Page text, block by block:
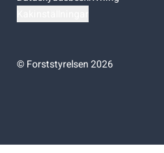
©Forststyrelsen 2026